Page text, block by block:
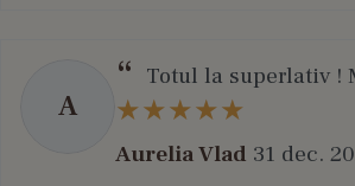
A
Totul la superlativ !
Aurelia Vlad 31 dec.